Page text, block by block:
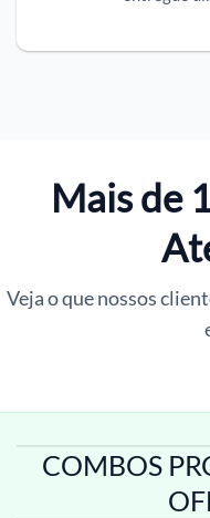
Mais de
Veja o que nossos
COMBOS